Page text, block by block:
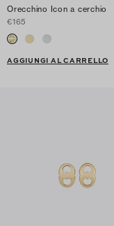
Orecchino Icon a cerchio
€165
AGGIUNGI AL CARRELLO